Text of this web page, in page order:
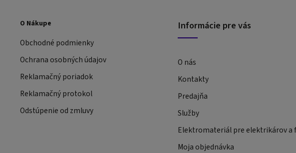
O Nákupe
Obchodné podmienky
Ochrana osobných údajov
Reklamačný poriadok
Reklamačný protokol
Odstúpenie od zmluvy
Informácie pre vás
O nás
Kontakty
Predajňa
Služby
Elektromateriál pre elektrikárov a
Moja objednávka